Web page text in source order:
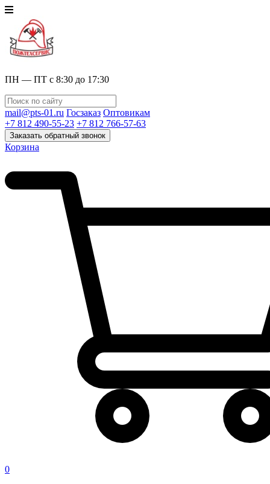
ПН — ПТ с 8:30 до 17:30
mail@pts-01.ru Госзаказ Оптовикам
+7 812 490-55-23 +7 812 766-57-63
Заказать обратный звонок
Корзина
0